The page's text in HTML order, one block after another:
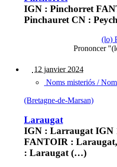
IGN : Pinchorret
Pinchauret CN :
(lo)
Prononcer
12 janvier 2024
Noms misteriós /
(Bretagne-de-Marsan)
Laraugat
IGN : Larraugat IGN
FANTOIR :
: Laraugat (…)